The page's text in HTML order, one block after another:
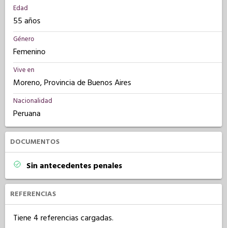
Edad
55 años
Género
Femenino
Vive en
Moreno, Provincia de Buenos Aires
Nacionalidad
Peruana
DOCUMENTOS
Sin antecedentes penales
REFERENCIAS
Tiene 4 referencias cargadas.